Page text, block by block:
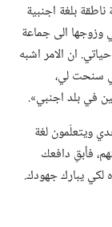
بلغة اجنبية
وزوجها الى جماعة
ان الامر اشبه
سنحت لي،‏
في بلد اجنبي».‏
ويتعلّمون لغة
فأبقِ دافعك
لكي يبارك جهودك.‏